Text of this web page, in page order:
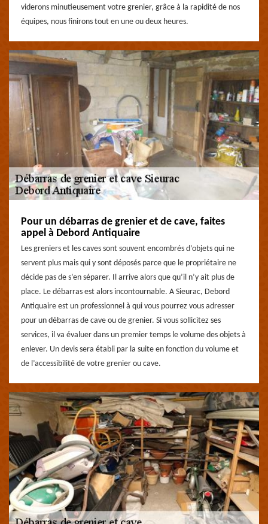
viderons minutieusement votre grenier, grâce à la rapidité de nos
équipes, nous finirons tout en une ou deux heures.
Pour un débarras de grenier et de cave, faites
appel à Debord Antiquaire
Les greniers et les caves sont souvent encombrés d’objets qui ne
servent plus mais qui y sont déposés parce que le propriétaire ne
décide pas de s’en séparer. Il arrive alors que qu’il n’y ait plus de
place. Le débarras est alors incontournable. A Sieurac, Debord
Antiquaire est un professionnel à qui vous pourrez vous adresser
pour un débarras de cave ou de grenier. Si vous sollicitez ses
services, il va évaluer dans un premier temps le volume des objets à
enlever. Un devis sera établi par la suite en fonction du volume et
de l’accessibilité de votre grenier ou cave.